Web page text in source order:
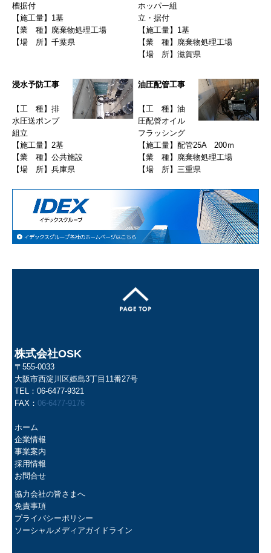
槽据付
【施工量】 1基
【業 種】 廃棄物処理工場
【場 所】 千葉県
ホッパー組
立・据付
【施工量】 1基
【業 種】 廃棄物処理工場
【場 所】滋賀県
浸水予防工事
【工 種】 排
水圧送ポンプ
組立
【施工量】2基
【業 種】 公共施設
【場 所】 兵庫県
油圧配管工事
【工 種】油
圧配管オイル
フラッシング
【施工量】配管25A
200ｍ
【業 種】 廃棄物処理工場
【場 所】 三重県
株式会社OSK
〒555-0033
大阪市西淀川区姫島3丁目11番27号
TEL：06-6477-9321
FAX： 06-6477-9176
ホーム
企業情報
事業案内
採用情報
お問合せ
協力会社の皆さまへ
免責事項
プライバシーポリシー
ソーシャルメディアガイドライン